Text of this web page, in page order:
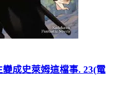
成史萊姆這檔事. 23(電